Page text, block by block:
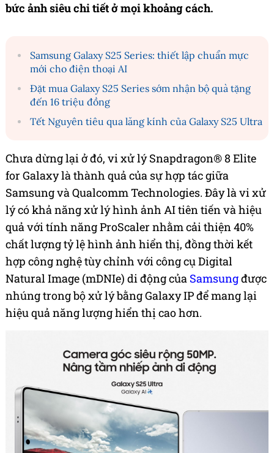
bức ảnh siêu chi tiết ở mọi khoảng cách.
Samsung Galaxy S25 Series: thiết lập chuẩn mực
mới cho điện thoại AI
Đặt mua Galaxy S25 Series sớm nhận bộ quà tặng
đến 16 triệu đồng
Tết Nguyên tiêu qua lăng kính của Galaxy S25 Ultra
Chưa dừng lại ở đó, vi xử lý Snapdragon® 8 Elite
for Galaxy là thành quả của sự hợp tác giữa
Samsung và Qualcomm Technologies. Đây là vi xử
lý có khả năng xử lý hình ảnh AI tiên tiến và hiệu
quả với tính năng ProScaler nhằm cải thiện 40%
chất lượng tỷ lệ hình ảnh hiển thị, đồng thời kết
hợp công nghệ tùy chỉnh với công cụ Digital
Natural Image (mDNIe) di động của Samsungđược
nhúng trong bộ xử lý bằng Galaxy IP để mang lại
hiệu quả năng lượng hiển thị cao hơn.